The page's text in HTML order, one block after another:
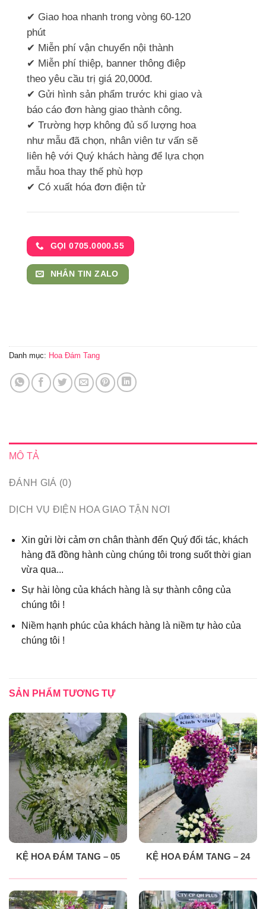
✔ Giao hoa nhanh trong vòng 60-120
phút
✔ Miễn phí vận chuyển nội thành
✔ Miễn phí thiệp, banner thông điệp
theo yêu cầu trị giá 20,000đ.
✔ Gửi hình sản phẩm trước khi giao và
báo cáo đơn hàng giao thành công.
✔ Trường hợp không đủ số lượng hoa
như mẫu đã chọn, nhân viên tư vấn sẽ
liên hệ với Quý khách hàng để lựa chọn
mẫu hoa thay thế phù hợp
✔ Có xuất hóa đơn điện tử
GỌI 0705.0000.55
NHẮN TIN ZALO
Danh mục: Hoa Đám Tang
MÔ TẢ
ĐÁNH GIÁ (0)
DỊCH VỤ ĐIỆN HOA GIAO TẬN NƠI
Xin gửi lời cảm ơn chân thành đến Quý đối tác, khách
hàng đã đồng hành cùng chúng tôi trong suốt thời gian
vừa qua...
Sự hài lòng của khách hàng là sự thành công của
chúng tôi !
Niềm hạnh phúc của khách hàng là niềm tự hào của
chúng tôi !
SẢN PHẨM TƯƠNG TỰ
KỆ HOA ĐÁM TANG – 05 KỆ HOA ĐÁM TANG – 24